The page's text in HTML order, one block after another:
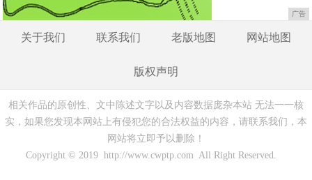
广告
关于我们 联系我们 老版地图 网站地图
版权声明
相关作品的原创性、文中陈述文字以及内容数据庞杂本站 无法一一核
实，如果您发现本网站上有侵犯您的合法权益的内容，请联系我们，本
网站将立即予以删除！
Copyright © 2019 http://www.cwptp.com All Right Reserved.